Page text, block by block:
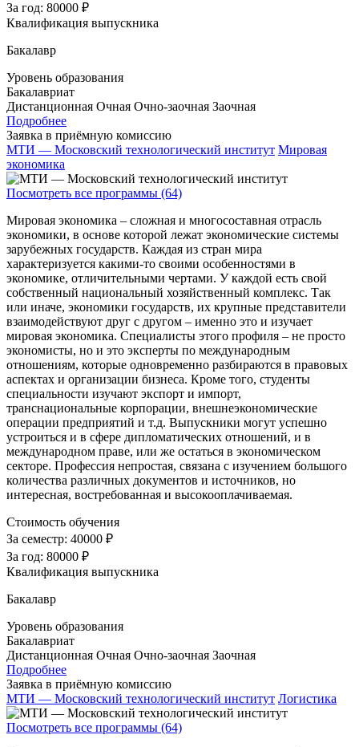
За год: 80000 ₽
Квалификация выпускника
Бакалавр
Уровень образования
Бакалавриат
Дистанционная Очная Очно-заочная Заочная
Подробнее
Заявка в приёмную комиссию
МТИ — Московский технологический институт Мировая
экономика
Посмотреть все программы (64)
Мировая экономика – сложная и многосоставная отрасль
экономики, в основе которой лежат экономические системы
зарубежных государств. Каждая из стран мира
характеризуется какими-то своими особенностями в
экономике, отличительными чертами. У каждой есть свой
собственный национальный хозяйственный комплекс. Так
или иначе, экономики государств, их крупные представители
взаимодействуют друг с другом – именно это и изучает
мировая экономика. Специалисты этого профиля – не просто
экономисты, но и это эксперты по международным
отношениям, которые одновременно разбираются в правовых
аспектах и организации бизнеса. Кроме того, студенты
специальности изучают экспорт и импорт,
транснациональные корпорации, внешнеэкономические
операции предприятий и т.д. Выпускники могут успешно
устроиться и в сфере дипломатических отношений, и в
международном праве, или же остаться в экономическом
секторе. Профессия непростая, связана с изучением большого
количества различных документов и источников, но
интересная, востребованная и высокооплачиваемая.
Стоимость обучения
За семестр: 40000 ₽
За год: 80000 ₽
Квалификация выпускника
Бакалавр
Уровень образования
Бакалавриат
Дистанционная Очная Очно-заочная Заочная
Подробнее
Заявка в приёмную комиссию
МТИ — Московский технологический институт Логистика
Посмотреть все программы (64)